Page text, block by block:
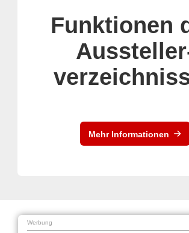
Funktionen
Mehr Informationen
Werbung